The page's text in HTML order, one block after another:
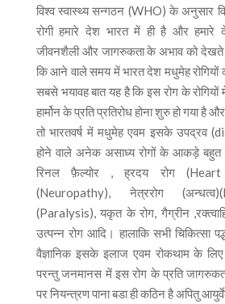
विश्व स्वास्थ्य सन्गठन (WHO) के अनुसार
रोगी हमारे देश भारत में ही है और हमारे
जीवनशैली और जागरुकता के अभाव को देखते
कि आने वाले समय में भारत देश मधुमेह रोगियों
सबसे भयावह बात यह है कि इस रोग के
हार्मोन के प्रति प्रतिरोध होना शुरु हो गया है
तो भारतवर्ष में मधुमेह एवम इसके उपद्रव
होने वाले अनेक असाध्य रोगों के आकड़े बहुत
रिनल फ़ैल्योर , ह्रदय रोग (Heart
(Neuropathy), नेत्ररोग
(Paralysis), यकृत के रोग, गैग्रीन
उत्पन्न रोग आदि। हालाकि सभी चिकित्सा
वैज्ञानिक इसके इलाज एवम रोकथाम के
परन्तु जनमानस में इस रोग के प्रति
पर नियन्त्रण पाना बडा ही कठिन है अपितु